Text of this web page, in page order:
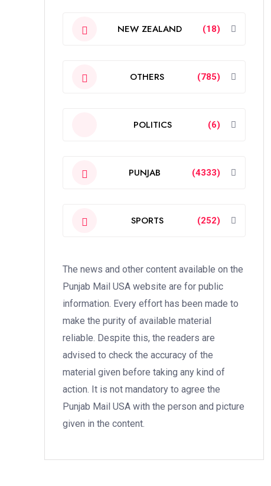
NEW ZEALAND (18)
OTHERS (785)
POLITICS (6)
PUNJAB (4333)
SPORTS (252)
The news and other content available on the
Punjab Mail USA website are for public
information. Every effort has been made to
make the purity of available material
reliable. Despite this, the readers are
advised to check the accuracy of the
material given before taking any kind of
action. It is not mandatory to agree the
Punjab Mail USA with the person and picture
given in the content.